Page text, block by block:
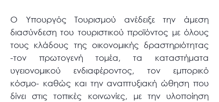
Ο Υπουργός Τουρισμού ανέδειξε την άμεση
διασύνδεση του τουριστικού προϊόντος με όλους
τους κλάδους της οικονομικής δραστηριότητας
-τον πρωτογενή τομέα, τα καταστήματα
υγειονομικού ενδιαφέροντος, τον εμπορικό
κόσμο- καθώς και την αναπτυξιακή ώθηση που
δίνει στις τοπικές κοινωνίες, με την υλοποίηση